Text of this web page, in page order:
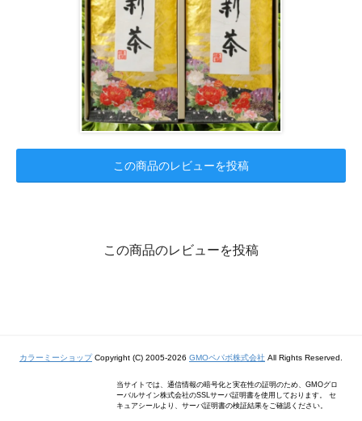
この商品のレビューを投稿
この商品のレビューを投稿
カラーミーショップCopyright (C) 2005-2026 GMOペパボ株式会社 All Rights Reserved.
当サイトでは、通信情報の暗号化と実在性の証明のため、GMOグロ
ーバルサイン株式会社のSSLサーバ証明書を使用しております。 セ
キュアシールより、サーバ証明書の検証結果をご確認ください。